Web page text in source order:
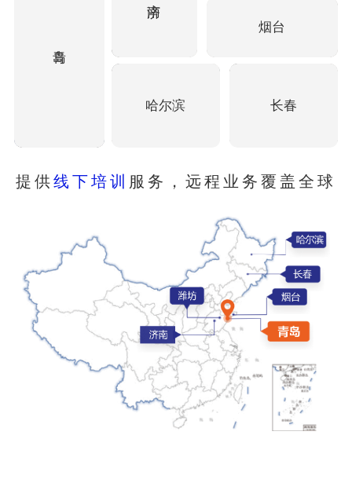
烟台
哈尔滨 长春
提供线下培训 服务，远程业务覆盖全球